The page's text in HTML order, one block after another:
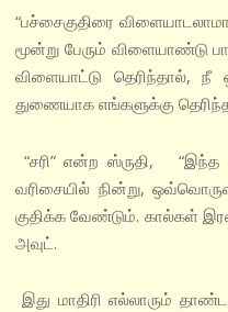
“பச்சைகுதிரை
மூன்று பேரும் விளையாண்டு
விளையாட்டு தெரிந்தால்,
துணையாக எங்களுக்கு
“சரி” என்ற ஸ்ருதி,
வரிசையில் நின்று,
குதிக்க வேண்டும். கால்கள்
அவுட்.
இது மாதிரி எல்லாரும்